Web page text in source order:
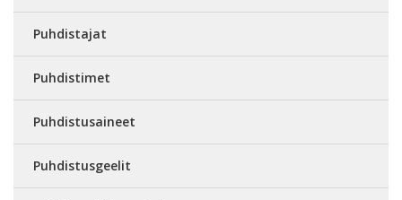
Puhdistajat
Puhdistimet
Puhdistusaineet
Puhdistusgeelit